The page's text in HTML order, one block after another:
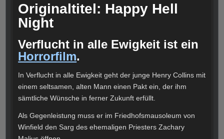
Originaltitel: Happy Hell
Night
Verflucht in alle Ewigkeit ist ein
Horrorfilm.
In Verflucht in alle Ewigkeit geht der junge Henry Collins mit
einem seltsamen, alten Mann einen Pakt ein, der ihm
sämtliche Wünsche in ferner Zukunft erfüllt.
Als Gegenleistung muss er im Friedhofsmausoleum von
Winfield den Sarg des ehemaligen Priesters Zachary